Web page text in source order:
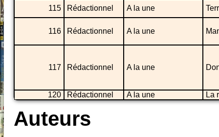
115
Rédactionnel A la une
116 Rédactionnel A la une
117 Rédactionnel A la une
120 Rédactionnel A la une La
Auteurs